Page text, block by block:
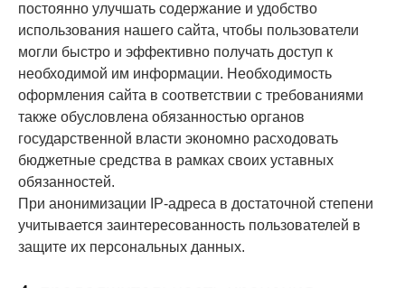
постоянно улучшать содержание и удобство
использования нашего сайта, чтобы пользователи
могли быстро и эффективно получать доступ к
необходимой им информации. Необходимость
оформления сайта в соответствии с требованиями
также обусловлена обязанностью органов
государственной власти экономно расходовать
бюджетные средства в рамках своих уставных
обязанностей.
При анонимизации IP-адреса в достаточной степени
учитывается заинтересованность пользователей в
защите их персональных данных.